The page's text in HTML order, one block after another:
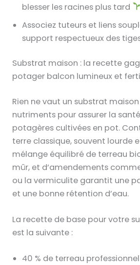
blesser les racines plus tard
Associez tuteurs et liens
support respectueux des
Substrat maison : la recette
potager balcon lumineux et
Rien ne vaut un substrat
nutriments pour assurer la
potagères cultivées en pot.
terre classique, souvent lourde
mélange équilibré de terreau
mûr, et d’amendements
ou la vermiculite garantit une
et une bonne rétention d’eau.
La recette de base pour votre
est la suivante :
40 % de terreau